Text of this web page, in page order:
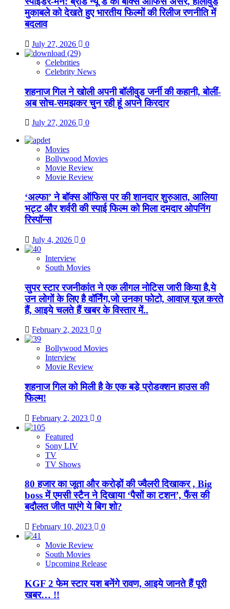
मुकाबले को देखते हुए भारतीय फिल्मों की रिलीज रणनीति में
बदलाव
July 27, 2026 0
Celebrities
Celebrity News
शहनाज गिल ने खोली अपनी बॉलीवुड जर्नी की कहानी, बोलीं-
अब सोच-समझकर चुन रही हूं अपने किरदार
July 27, 2026 0
Movies
Bollywood Movies
Movie Review
Movie Review
‘अल्फा’ ने बॉक्स ऑफिस पर की शानदार शुरुआत, आलिया
भट्ट और शर्वरी की स्पाई फिल्म को मिला दमदार ओपनिंग
रिस्पॉन्स
July 4, 2026 0
Interview
South Movies
सुपर स्टार रजनीकांत ने एक लीगल नोटिस जारी किया है,ये
उन लोगों के लिए है वॉर्निंग,जो उनका फोटो, आवाज़ यूज़ करते
हैं, आइये चलते हैं खबर के विस्तार में..
February 2, 2023 0
Bollywood Movies
Interview
Movie Review
शहनाज गिल को मिली है के एक बडे़ प्रोडक्शन हाउस की
फिल्म!
February 2, 2023 0
Featured
Sony LIV
TV
TV Shows
80 हजार का जूता और करोड़ों की ज्वैलरी दिखाकर , Big
boss में एमसी स्टैन ने दिखाया ‘पैसों का टशन’, फैंस की
बदौलत जीत पाएंगे ये बिग शो?
February 10, 2023 0
Movie Review
South Movies
Upcoming Release
KGF 2 फेम स्टार यश बनेंगे रावण, आइये जानते हैं पूरी
खबर… !!